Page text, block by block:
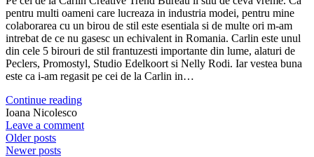
pentru multi oameni care lucreaza in industria modei, pentru mine
colaborarea cu un birou de stil este esentiala si de multe ori m-am
intrebat de ce nu gasesc un echivalent in Romania. Carlin este unul
din cele 5 birouri de stil frantuzesti importante din lume, alaturi de
Peclers, Promostyl, Studio Edelkoort si Nelly Rodi. Iar vestea buna
este ca i-am regasit pe cei de la Carlin in…
Continue reading
Ioana Nicolesco
Leave a comment
Older posts
Newer posts